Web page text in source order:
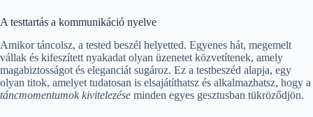
A testtartás a kommunikáció nyelve
Amikor táncolsz, a tested beszél helyetted. Egyenes hát, megemelt
vállak és kifeszített nyakadat olyan üzenetet közvetítenek, amely
magabiztosságot és eleganciát sugároz. Ez a testbeszéd alapja, egy
olyan titok, amelyet tudatosan is elsajátíthatsz és alkalmazhatsz, hogy a
táncmomentumok kivitelezése minden egyes gesztusban tükröződjön.